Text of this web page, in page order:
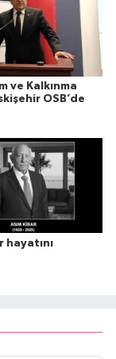
ve Kalkınma
OSB’de
hayatını